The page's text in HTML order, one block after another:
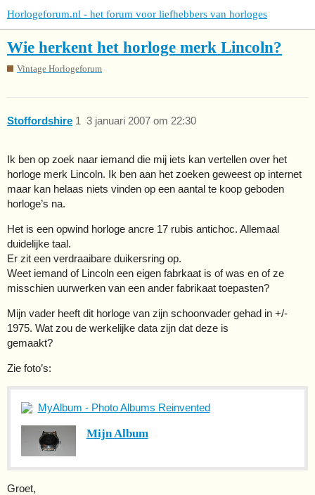
Horlogeforum.nl - het forum voor liefhebbers van horloges
Wie herkent het horloge merk Lincoln?
Vintage Horlogeforum
Stoffordshire 3 januari 2007 om 22:30
1
Ik ben op zoek naar iemand die mij iets kan vertellen over het
horloge merk Lincoln. Ik ben aan het zoeken geweest op internet
maar kan helaas niets vinden op een aantal te koop geboden
horloge’s na.
Het is een opwind horloge ancre 17 rubis antichoc. Allemaal
duidelijke taal.
Er zit een verdraaibare duikersring op.
Weet iemand of Lincoln een eigen fabrkaat is of was en of ze
misschien uurwerken van een ander fabrikaat toepasten?
Mijn vader heeft dit horloge van zijn schoonvader gehad in +/-
1975. Wat zou de werkelijke data zijn dat deze is
gemaakt?
Zie foto’s:
MyAlbum - Photo Albums Reinvented
Mijn Album
Groet,